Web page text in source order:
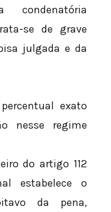
condenatória
se de grave
julgada e da
exato
nesse regime
do artigo 112
estabelece o
da pena,